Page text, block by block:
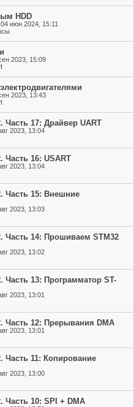
HDD
04 июн 2024, 15:11
2023, 15:09
2023, 13:43
Часть 17: Драйвер UART
2023, 13:04
Часть 16: USART
2023, 13:04
Часть 15: Внешние
2023, 13:03
Часть 14: Прошиваем STM32
2023, 13:02
Часть 13: Программатор ST-
2023, 13:01
Часть 12: Прерывания DMA
2023, 13:01
Часть 11: Копирование
2023, 13:00
Часть 10: SPI + DMA